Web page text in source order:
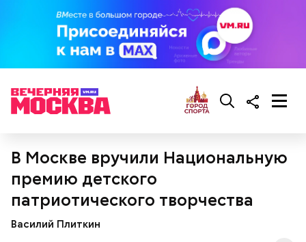
В Москве вручили Национальную
премию детского
патриотического творчества
Василий Плиткин